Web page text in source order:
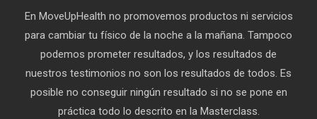
En MoveUpHealth no promovemos productos ni servicios
para cambiar tu físico de la noche a la mañana. Tampoco
podemos prometer resultados, y los resultados de
nuestros testimonios no son los resultados de todos. Es
posible no conseguir ningún resultado si no se pone en
práctica todo lo descrito en la Masterclass.